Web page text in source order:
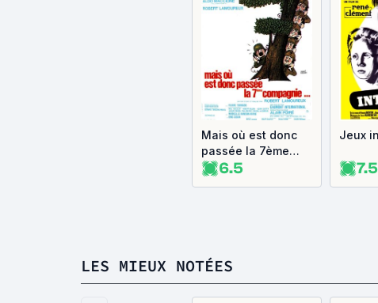
Mais où est donc
passée la 7ème
compagnie...
6.5
Jeux
7.5
LES MIEUX NOTÉES